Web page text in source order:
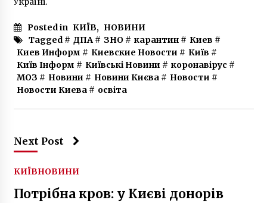
Posted in КИЇВ, НОВИНИ
Tagged # ДПА# ЗНО# карантин# Киев #
Киев Информ # Киевские Новости # Київ #
Київ Інформ # Київські Новини # коронавірус #
МОЗ # Новини # Новини Києва# Новости #
Новости Киева# освіта
Next Post
КИЇВНОВИНИ
Потрібна кров: у Києві донорів